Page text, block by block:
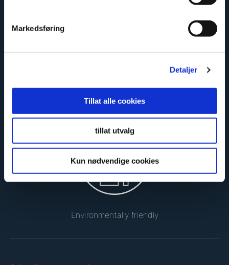
Markedsføring
Detaljer
Tillat alle cookies
tillat utvalg
Kun nødvendige cookies
Safe and certified
Environmentally friendly